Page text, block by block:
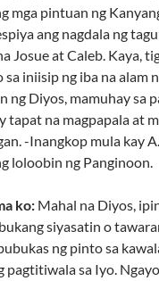
mga pintuan ng
ang nagdala ng
Josue at Caleb. Kaya,
iniisip ng iba na alam
ng Diyos, mamuhay sa
tapat na magpapala at
-Inangkop mula kay
loloobin ng Panginoon.
ko: Mahal na Diyos,
siyasatin o
ng pinto sa
pagtitiwala sa Iyo.